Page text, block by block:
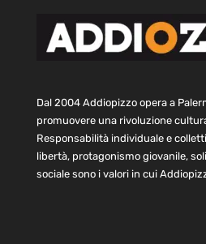
Dal 2004 Addiopizzo opera a
promuovere una rivoluzione
Responsabilità individuale e
libertà, protagonismo giovanile,
sociale sono i valori in cui